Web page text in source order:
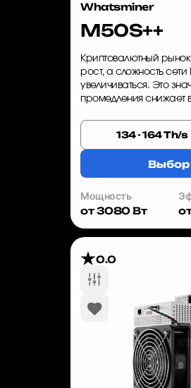
Whatsminer
M50S++
Криптовалютный
рост, а сложность
увеличиваться. Это
промедления снижает
который уже сегодня
134 - 164 Th/s
Мощность
от 3080 Вт
0.0